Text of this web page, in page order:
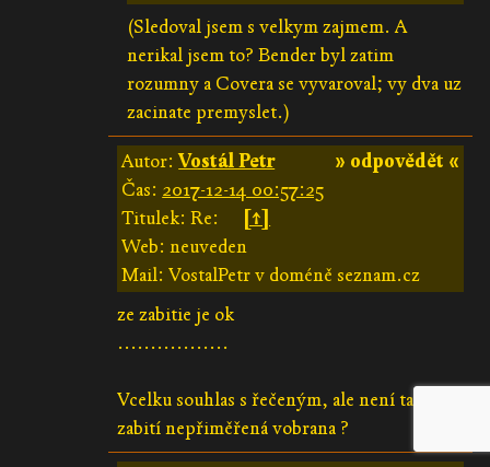
(Sledoval jsem s velkym zajmem. A
nerikal jsem to? Bender byl zatim
rozumny a Covera se vyvaroval; vy dva uz
zacinate premyslet.)
» odpovědět «
Autor:Vostál Petr
Čas: 2017-12-14 00:57:25
Titulek: Re:
[↑]
Web: neuveden
Mail: VostalPetr v doméně seznam.cz
ze zabitie je ok
.................
Vcelku souhlas s řečeným, ale není takový
zabití nepřiměřená vobrana ?